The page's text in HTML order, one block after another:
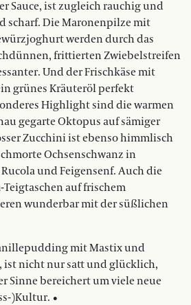
Sauce, ist zugleich rauchig und
scharf. Die Maronenpilze mit
werden durch das
frittierten Zwiebelstreifen
Und der Frischkäse mit
grünes Kräuteröl perfekt
Highlight sind die warmen
gegarte ­Oktopus auf sämiger
Zucchini ist ebenso himmlisch
Ochsenschwanz in
und Feigensenf. Auch die
auf frischem
wunderbar mit der süßlichen
mit Mastix und
ist nicht nur satt und glücklich,
Sinne bereichert um viele neue
)Kultur. •